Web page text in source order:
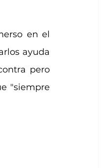
en el
ayuda
pero
"siempre